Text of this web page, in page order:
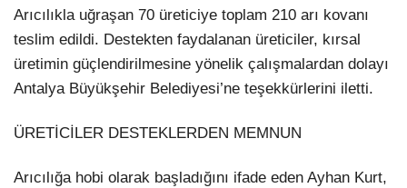
Arıcılıkla uğraşan 70 üreticiye toplam 210 arı kovanı
teslim edildi. Destekten faydalanan üreticiler, kırsal
üretimin güçlendirilmesine yönelik çalışmalardan dolayı
Antalya Büyükşehir Belediyesi’ne teşekkürlerini iletti.
ÜRETİCİLER DESTEKLERDEN MEMNUN
Arıcılığa hobi olarak başladığını ifade eden Ayhan Kurt,